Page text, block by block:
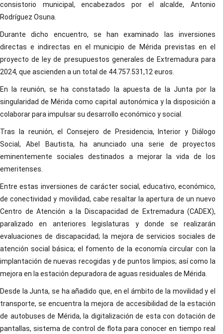
consistorio municipal, encabezados por el alcalde, Antonio
Rodríguez Osuna.
Durante dicho encuentro, se han examinado las inversiones
directas e indirectas en el municipio de Mérida previstas en el
proyecto de ley de presupuestos generales de Extremadura para
2024, que ascienden a un total de 44.757.531,12 euros.
En la reunión, se ha constatado la apuesta de la Junta por la
singularidad de Mérida como capital autonómica y la disposición a
colaborar para impulsar su desarrollo económico y social.
Tras la reunión, el Consejero de Presidencia, Interior y Diálogo
Social, Abel Bautista, ha anunciado una serie de proyectos
eminentemente sociales destinados a mejorar la vida de los
emeritenses.
Entre estas inversiones de carácter social, educativo, económico,
de conectividad y movilidad, cabe resaltar la apertura de un nuevo
Centro de Atención a la Discapacidad de Extremadura (CADEX),
paralizado en anteriores legislaturas y donde se realizarán
evaluaciones de discapacidad; la mejora de servicios sociales de
atención social básica; el fomento de la economía circular con la
implantación de nuevas recogidas y de puntos limpios; así como la
mejora en la estación depuradora de aguas residuales de Mérida.
Desde la Junta, se ha añadido que, en el ámbito de la movilidad y el
transporte, se encuentra la mejora de accesibilidad de la estación
de autobuses de Mérida, la digitalización de esta con dotación de
pantallas, sistema de control de flota para conocer en tiempo real